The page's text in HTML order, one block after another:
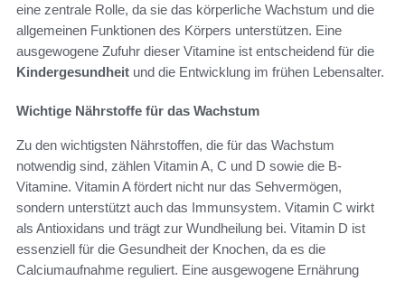
eine zentrale Rolle, da sie das körperliche Wachstum und die
allgemeinen Funktionen des Körpers unterstützen. Eine
ausgewogene Zufuhr dieser Vitamine ist entscheidend für die
Kindergesundheit und die Entwicklung im frühen Lebensalter.
Wichtige Nährstoffe für das Wachstum
Zu den wichtigsten Nährstoffen, die für das Wachstum
notwendig sind, zählen Vitamin A, C und D sowie die B-
Vitamine. Vitamin A fördert nicht nur das Sehvermögen,
sondern unterstützt auch das Immunsystem. Vitamin C wirkt
als Antioxidans und trägt zur Wundheilung bei. Vitamin D ist
essenziell für die Gesundheit der Knochen, da es die
Calciumaufnahme reguliert. Eine ausgewogene Ernährung